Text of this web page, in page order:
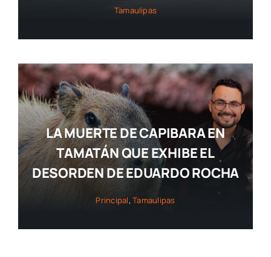
Tamaulipas
LA MUERTE DE CAPIBARA EN
TAMATÁN QUE EXHIBE EL
DESORDEN DE EDUARDO ROCHA
Principal,Tamaulipas